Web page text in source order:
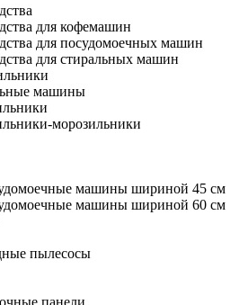
для кофемашин
для посудомоечных машин
для стиральных машин
машины
морозильники
машины шириной 45 см
машины шириной 60 см
пылесосы
панели